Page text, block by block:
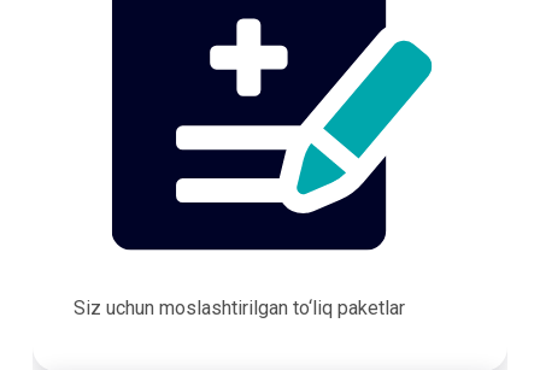
Siz uchun moslashtirilgan to‘liq paketlar